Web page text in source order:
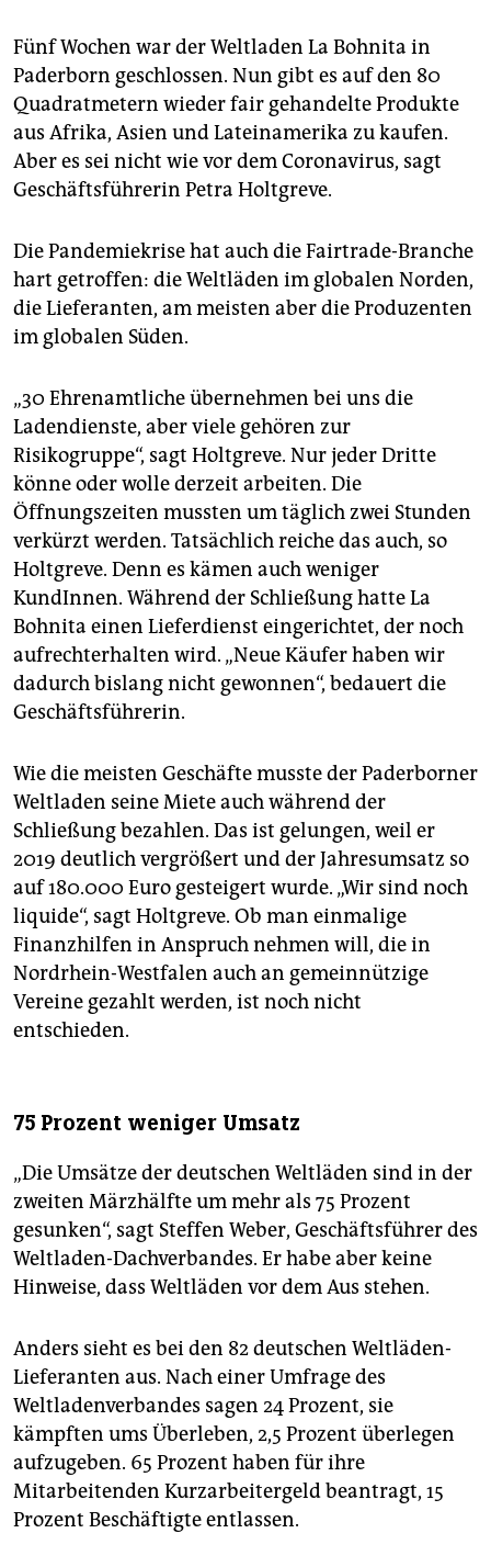
unterstützen
abo
genossenschaft
epaper login
Fünf Wochen war der Weltladen La Bohnita in
Paderborn geschlossen. Nun gibt es auf den 80
Quadratmetern wieder fair gehandelte Produkte
aus Afrika, Asien und Lateinamerika zu kaufen.
Aber es sei nicht wie vor dem Coronavirus, sagt
Geschäftsführerin Petra Holtgreve.
Die Pandemiekrise hat auch die Fairtrade-Branche
hart getroffen: die Weltläden im globalen Norden,
die Lieferanten, am meisten aber die Produzenten
im globalen Süden.
„30 Ehrenamtliche übernehmen bei uns die
Ladendienste, aber viele gehören zur
Risikogruppe“, sagt Holtgreve. Nur jeder Dritte
könne oder wolle derzeit arbeiten. Die
Öffnungszeiten mussten um täglich zwei Stunden
verkürzt werden. Tatsächlich reiche das auch, so
Holtgreve. Denn es kämen auch weniger
KundInnen. Während der Schließung hatte La
Bohnita einen Lieferdienst eingerichtet, der noch
aufrechterhalten wird. „Neue Käufer haben wir
dadurch bislang nicht gewonnen“, bedauert die
Geschäftsführerin.
Wie die meisten Geschäfte musste der Paderborner
Weltladen seine Miete auch während der
Schließung bezahlen. Das ist gelungen, weil er
2019 deutlich vergrößert und der Jahresumsatz so
auf 180.000 Euro gesteigert wurde. „Wir sind noch
liquide“, sagt Holtgreve. Ob man einmalige
Finanzhilfen in Anspruch nehmen will, die in
Nordrhein-Westfalen auch an gemeinnützige
Vereine gezahlt werden, ist noch nicht
entschieden.
75 Prozent weniger Umsatz
„Die Umsätze der deutschen Weltläden sind in der
zweiten Märzhälfte um mehr als 75 Prozent
gesunken“, sagt Steffen Weber, Geschäftsführer des
Weltladen-Dachverbandes. Er habe aber keine
Hinweise, dass Weltläden vor dem Aus stehen.
Anders sieht es bei den 82 deutschen Weltläden-
Lieferanten aus. Nach einer Umfrage des
Weltladenverbandes sagen 24 Prozent, sie
kämpften ums Überleben, 2,5 Prozent überlegen
aufzugeben. 65 Prozent haben für ihre
Mitarbeitenden Kurzarbeitergeld beantragt, 15
Prozent Beschäftigte entlassen.